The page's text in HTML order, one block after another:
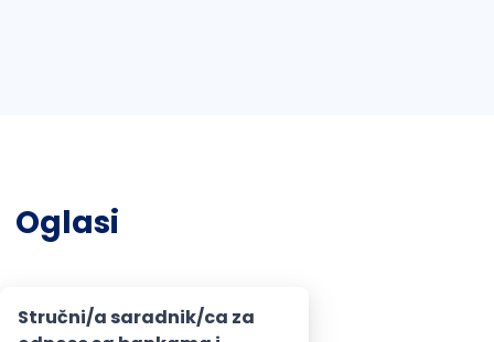
Oglasi
Stručni/a saradnik/ca za